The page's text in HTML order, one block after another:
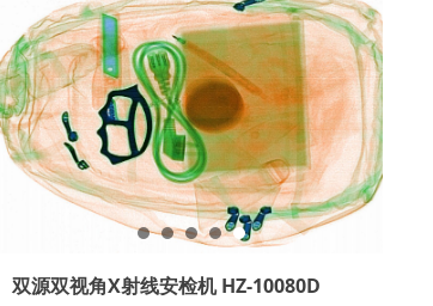
ꁕ 安检门系列
ꁕ 金属探测器系列
ꁕ 车底安全检查系列
爆炸物探测仪系列
双源双视角X射线安检机 HZ-10080D